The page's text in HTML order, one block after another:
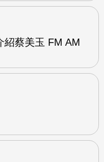
紹蔡美玉 FM AM